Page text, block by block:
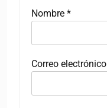
Nombre *
Correo electrónico